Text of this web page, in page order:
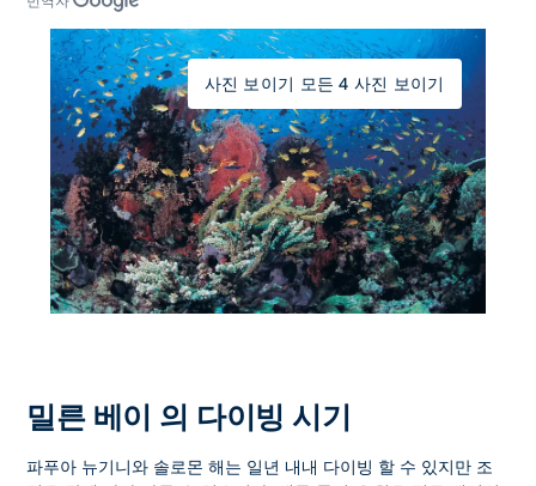
사진 보이기 모든 4 사진 보이기
밀른 베이 의 다이빙 시기
파푸아 뉴기니와 솔로몬 해는 일년 내내 다이빙 할 수 있지만 조